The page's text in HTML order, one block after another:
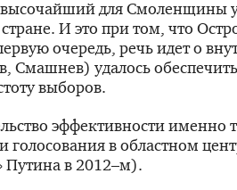
высочайший для Смоленщины
стране. И это при том, что
очередь, речь идет о
Смашнев) удалось обеспечить
выборов.
эффективности именно
в областном
Путина в 2012–м).